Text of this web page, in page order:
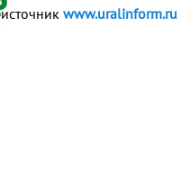
источник www.uralinform.ru